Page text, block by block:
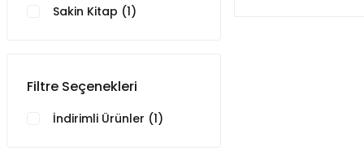
Sakin Kitap (1)
Filtre Seçenekleri
İndirimli Ürünler (1)